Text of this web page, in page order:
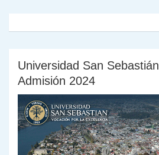
Universidad San Sebastián
Admisión 2024